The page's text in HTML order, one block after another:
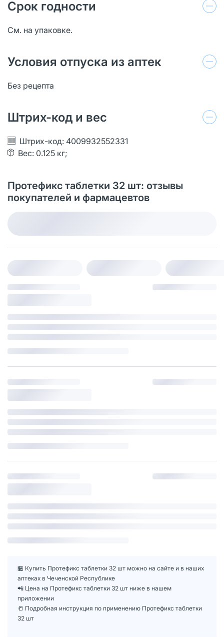
Срок годности
См. на упаковке.
Условия отпуска из аптек
Без рецепта
Штрих-код и вес
Штрих-код: 4009932552331
Вес: 0.125 кг;
Протефикс таблетки 32 шт: отзывы
покупателей и фармацевтов
🏪 Купить Протефикс таблетки 32 шт можно на сайте и в наших
аптеках в Чеченской Республике
📲 Цена на Протефикс таблетки 32 шт ниже в нашем
приложении
📒 Подробная инструкция по применению Протефикс таблетки
32 шт